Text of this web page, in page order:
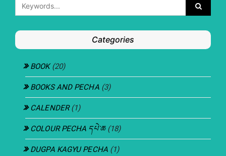
Categories
BOOK(20)
BOOKS AND PECHA(3)
CALENDER(1)
COLOUR PECHA དཔེ་ཆ(18)
DUGPA KAGYU PECHA(1)